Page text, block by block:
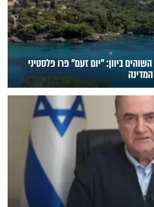
ביוון: "יום זעם" פרו פלסטיני